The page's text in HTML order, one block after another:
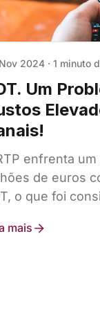
2024 · 1 minuto
Um
enfrenta
de euros
o que foi
uma utilização
mais